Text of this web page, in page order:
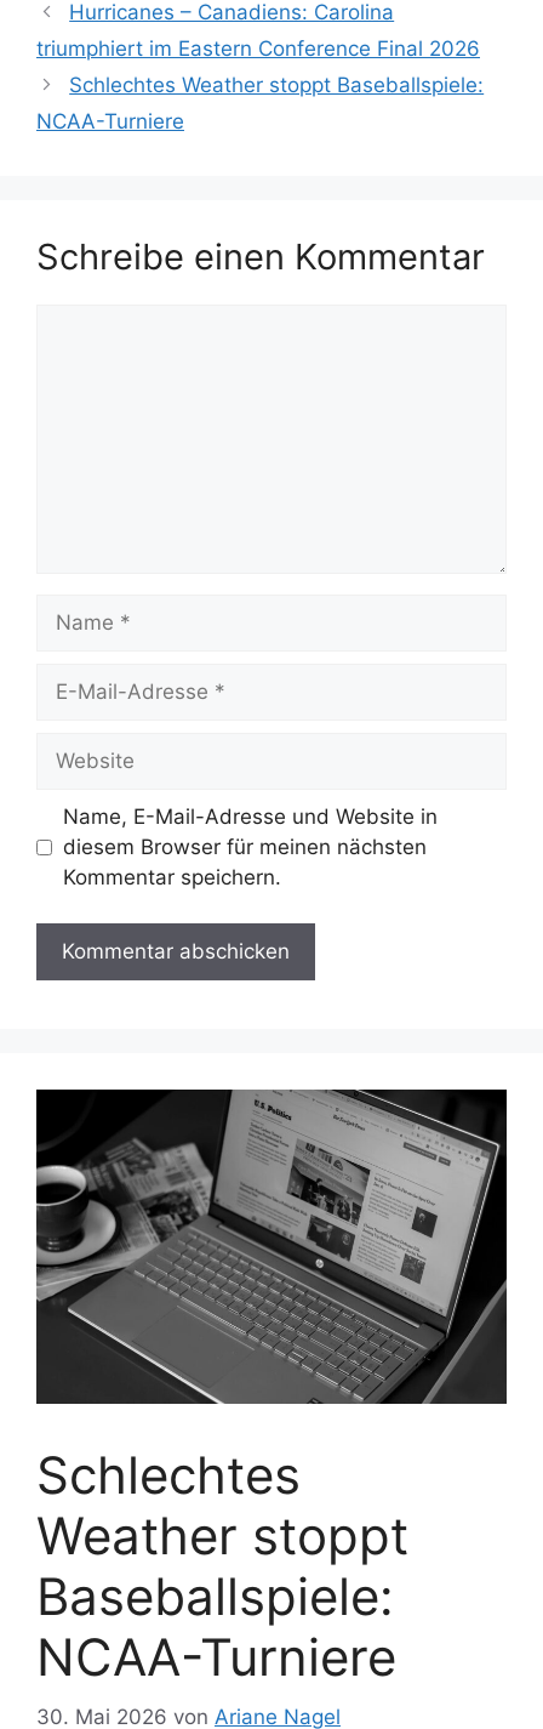
Hurricanes – Canadiens: Carolina
triumphiert im Eastern Conference Final 2026
Schlechtes Weather stoppt Baseballspiele:
NCAA-Turniere
Schreibe einen Kommentar
Mail-
Name, E-Mail-Adresse und Website in
diesem Browser für meinen nächsten
Kommentar speichern.
Schlechtes
Weather stoppt
Baseballspiele:
NCAA-Turniere
30. Mai 2026 von Ariane Nagel